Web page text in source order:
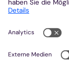
Klosterplatz 4